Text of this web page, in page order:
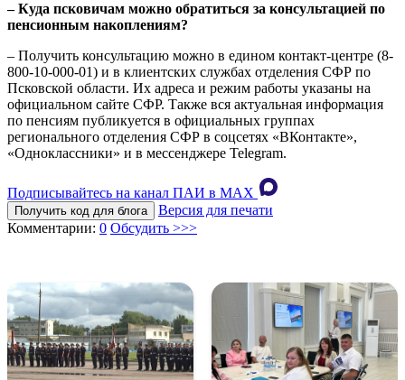
– Куда псковичам можно обратиться за консультацией по
пенсионным накоплениям?
– Получить консультацию можно в едином контакт-центре (8-
800-10-000-01) и в клиентских службах отделения СФР по
Псковской области. Их адреса и режим работы указаны на
официальном сайте СФР. Также вся актуальная информация
по пенсиям публикуется в официальных группах
регионального отделения СФР в соцсетях «ВКонтакте»,
«Одноклассники» и в мессенджере Telegram.
Подписывайтесь на канал ПАИ в MAХ
Получить код для блога
Версия для печати
Комментарии: 0 Обсудить >>>